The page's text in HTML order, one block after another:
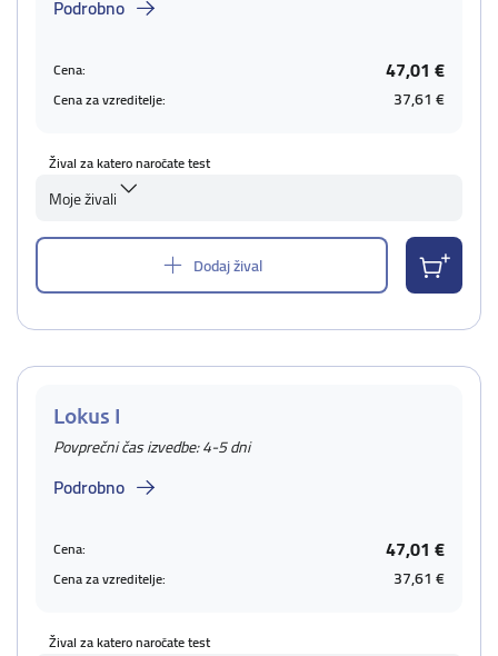
Podrobno
Cena: 47,01 €
Cena za vzreditelje: 37,61 €
Žival za katero naročate test
Moje živali
Dodaj žival
Lokus I
Povprečni čas izvedbe: 4-5 dni
Podrobno
Cena: 47,01 €
Cena za vzreditelje: 37,61 €
Žival za katero naročate test